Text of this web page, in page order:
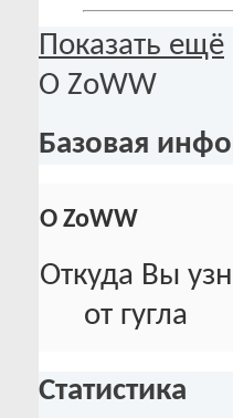
Показать ещё
О ZoWW
Базовая
О ZoWW
Откуда Вы
от гугла
Статистика